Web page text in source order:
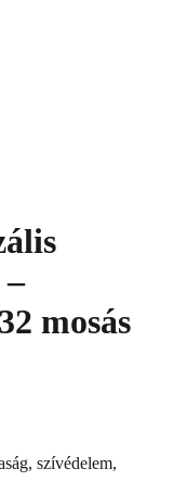
mosás
szívédelem,